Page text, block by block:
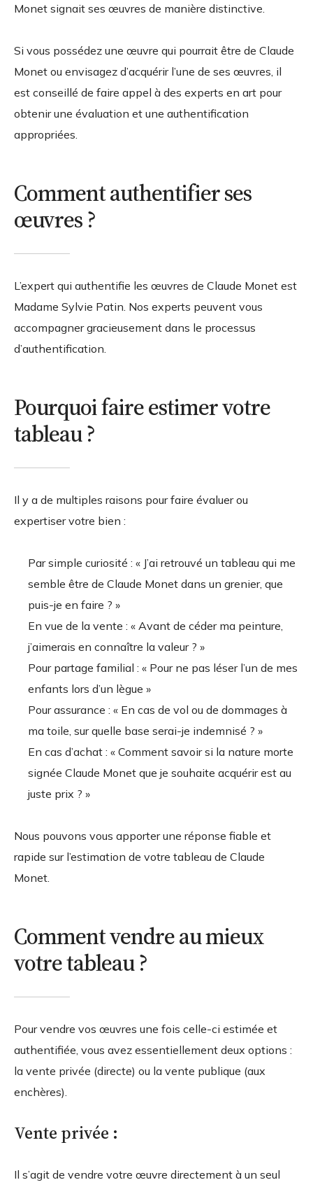
Monet signait ses œuvres de manière distinctive.
Si vous possédez une œuvre qui pourrait être de Claude
Monet ou envisagez d’acquérir l’une de ses œuvres, il
est conseillé de faire appel à des experts en art pour
obtenir une évaluation et une authentification
appropriées.
Comment authentifier ses
œuvres ?
L’expert qui authentifie les œuvres de Claude Monet est
Madame Sylvie Patin. Nos experts peuvent vous
accompagner gracieusement dans le processus
d’authentification.
Pourquoi faire estimer votre
tableau ?
Il y a de multiples raisons pour faire évaluer ou
expertiser votre bien :
Par simple curiosité : « J’ai retrouvé un tableau qui me
semble être de Claude Monet dans un grenier, que
puis-je en faire ? »
En vue de la vente : « Avant de céder ma peinture,
j’aimerais en connaître la valeur ? »
Pour partage familial : « Pour ne pas léser l’un de mes
enfants lors d’un lègue »
Pour assurance : « En cas de vol ou de dommages à
ma toile, sur quelle base serai-je indemnisé ? »
En cas d’achat : « Comment savoir si la nature morte
signée Claude Monet que je souhaite acquérir est au
juste prix ? »
Nous pouvons vous apporter une réponse fiable et
rapide sur l’estimation de votre tableau de Claude
Monet.
Comment vendre au mieux
votre tableau ?
Pour vendre vos œuvres une fois celle-ci estimée et
authentifiée, vous avez essentiellement deux options :
la vente privée (directe) ou la vente publique (aux
enchères).
Vente privée :
Il s’agit de vendre votre œuvre directement à un seul